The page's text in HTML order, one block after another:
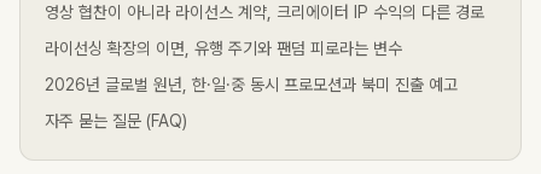
영상 협찬이 아니라 라이선스 계약, 크리에이터 IP 수익의 다른 경로
라이선싱 확장의 이면, 유행 주기와 팬덤 피로라는 변수
2026년 글로벌 원년, 한·일·중 동시 프로모션과 북미 진출 예고
자주 묻는 질문 (FAQ)